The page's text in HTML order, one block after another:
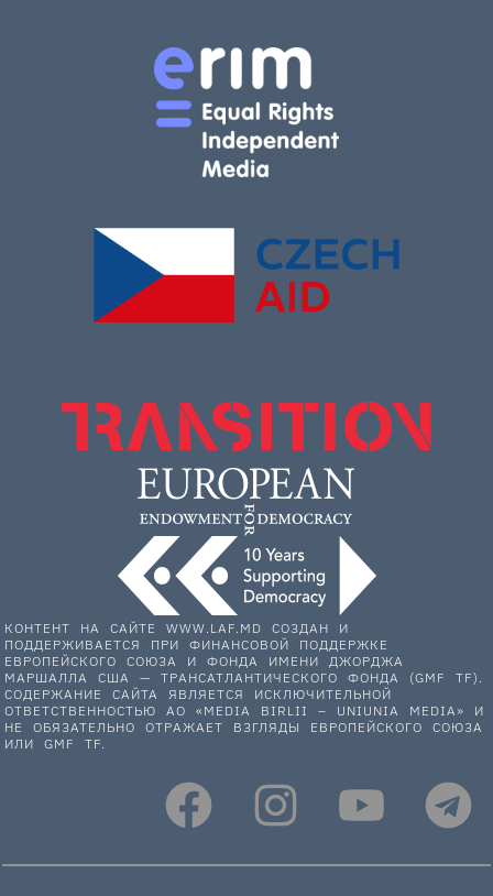
КОНТЕНТ НА САЙТЕ WWW.LAF.MD СОЗДАН И
ПОДДЕРЖИВАЕТСЯ ПРИ ФИНАНСОВОЙ ПОДДЕРЖКЕ
ЕВРОПЕЙСКОГО СОЮЗА И ФОНДА ИМЕНИ ДЖОРДЖА
МАРШАЛЛА США — ТРАНСАТЛАНТИЧЕСКОГО ФОНДА (GMF TF).
СОДЕРЖАНИЕ САЙТА ЯВЛЯЕТСЯ ИСКЛЮЧИТЕЛЬНОЙ
ОТВЕТСТВЕННОСТЬЮ АО «MEDIA BIRLII – UNIUNIA MEDIA» И
НЕ ОБЯЗАТЕЛЬНО ОТРАЖАЕТ ВЗГЛЯДЫ ЕВРОПЕЙСКОГО СОЮЗА
ИЛИ GMF TF.